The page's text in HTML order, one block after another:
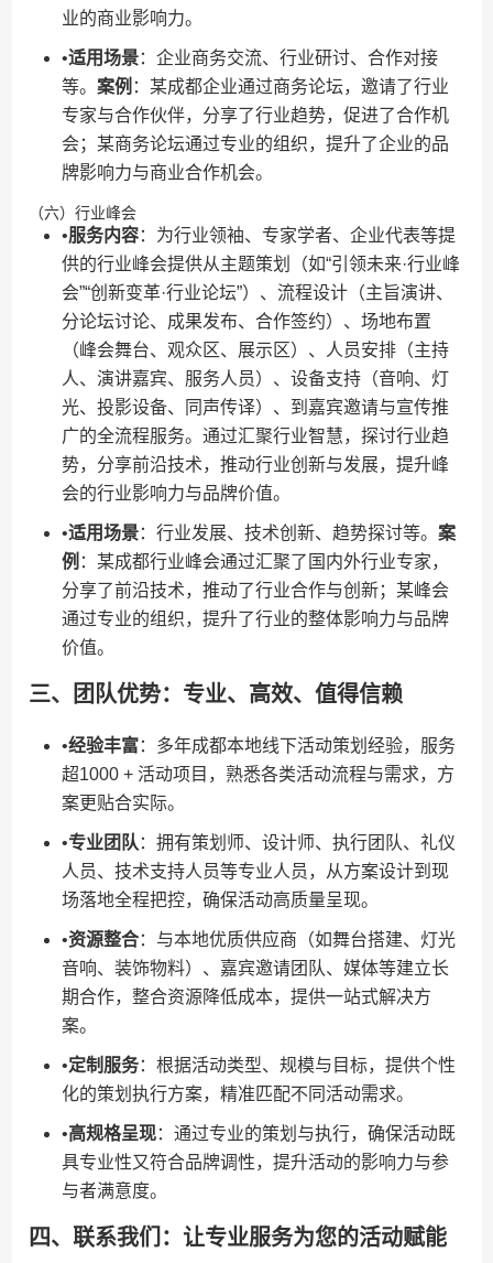
业的商业影响力。
•​​适用场景​​：企业商务交流、行业研讨、合作对接
等。​ ​案例​ ​：某成都企业通过商务论坛，邀请了行业
专家与合作伙伴，分享了行业趋势，促进了合作机
会；某商务论坛通过专业的组织，提升了企业的品
牌影响力与商业合作机会。
（六）行业峰会
•​​服务内容​​：为行业领袖、专家学者、企业代表等提
供的行业峰会提供从主题策划（如“引领未来·行业峰
会”“创新变革·行业论坛”）、流程设计（主旨演讲、
分论坛讨论、成果发布、合作签约）、场地布置
（峰会舞台、观众区、展示区）、人员安排（主持
人、演讲嘉宾、服务人员）、设备支持（音响、灯
光、投影设备、同声传译）、到嘉宾邀请与宣传推
广的全流程服务。通过汇聚行业智慧，探讨行业趋
势，分享前沿技术，推动行业创新与发展，提升峰
会的行业影响力与品牌价值。
•​​适用场景​​：行业发展、技术创新、趋势探讨等。​ ​案
例​ ​：某成都行业峰会通过汇聚了国内外行业专家，
分享了前沿技术，推动了行业合作与创新；某峰会
通过专业的组织，提升了行业的整体影响力与品牌
价值。
三、团队优势：专业、高效、值得信赖
•​​经验丰富​​：多年成都本地线下活动策划经验，服务
超1000 + 活动项目，熟悉各类活动流程与需求，方
案更贴合实际。
•​​专业团队​ ​：拥有策划师、设计师、执行团队、礼仪
人员、技术支持人员等专业人员，从方案设计到现
场落地全程把控，确保活动高质量呈现。
•​​资源整合​​：与本地优质供应商（如舞台搭建、灯光
音响、装饰物料）、嘉宾邀请团队、媒体等建立长
期合作，整合资源降低成本，提供一站式解决方
案。
•​​定制服务​​：根据活动类型、规模与目标，提供个性
化的策划执行方案，精准匹配不同活动需求。
•​​高规格呈现​​：通过专业的策划与执行，确保活动既
具专业性又符合品牌调性，提升活动的影响力与参
与者满意度。
四、联系我们：让专业服务为您的活动赋能